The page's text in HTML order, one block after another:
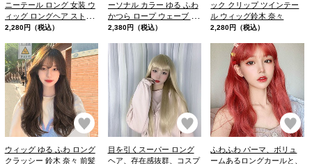
ニーテール ロング 女装 ウ
ィッグ ロングヘア ストレ
ート
2,280円（税込）
ーソナル カラー ゆる ふわ
かつら ロープ ウェーブ 巻
き ポニーテール
2,380円（税込）
ック クリップ ツインテー
ル ウィッグ鈴木 奈々
2,280円（税込）
お気に入り
ウィッグ ゆる ふわ ロング
クラッシー 鈴木 奈々 前髪
お気に入り
目を引くスーパー ロング
ヘア、存在感抜群、コスプ
お
ふわふわ パーマ、ボリュ
ームあるロングカールと、